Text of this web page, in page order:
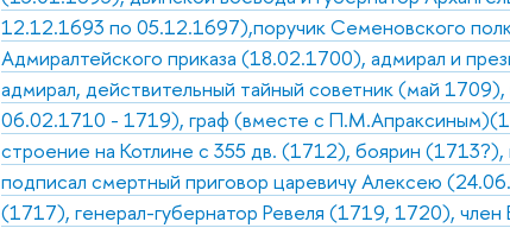
12.12.1693 по 05.12.1697),поручик Семеновского
Адмиралтейского приказа (18.02.1700), адмирал и
адмирал, действительный тайный советник (май
06.02.1710 - 1719), граф (вместе с
строение на Котлине с 355 дв. (1712), боярин
подписал смертный приговор царевичу Алексею
(1717), генерал-губернатор Ревеля (1719, 1720),